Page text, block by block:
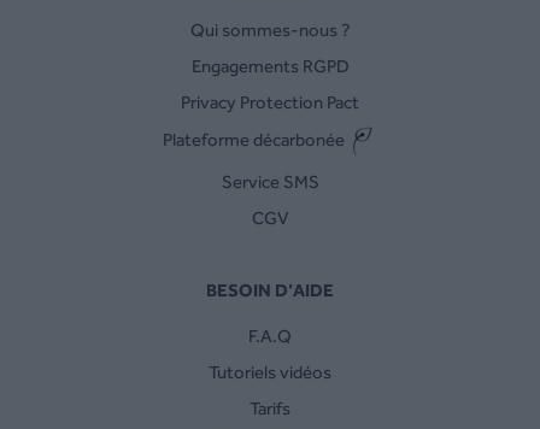
Qui sommes-nous ?
Engagements RGPD
Privacy Protection Pact
Plateforme décarbonée
Service SMS
CGV
BESOIN D’AIDE
F.A.Q
Tutoriels vidéos
Tarifs